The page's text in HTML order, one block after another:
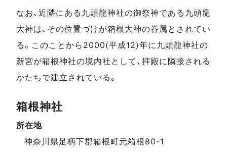
なお、近隣にある九頭龍神社の御祭神である九頭龍
大神は、その位置づけが箱根大神の眷属とされてい
る。このことから2000(平成12)年に九頭龍神社の
新宮が箱根神社の境内社として、拝殿に隣接される
かたちで建立されている。
スポットデータ
箱根神社
所在地
神奈川県足柄下郡箱根町元箱根80-1